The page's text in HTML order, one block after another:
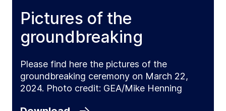
Pictures of the
groundbreaking
Please find here the pictures of the
groundbreaking ceremony on March 22,
2024. Photo credit: GEA/Mike Henning